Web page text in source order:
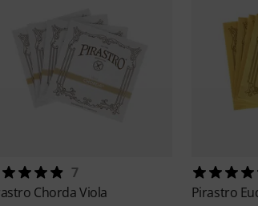
7
Chorda Viola
Pirastro